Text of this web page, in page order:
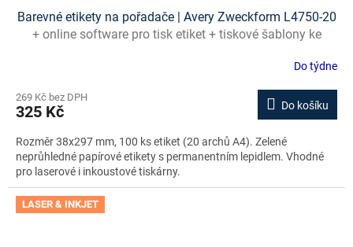
Barevné etikety na pořadače | Avery Zweckform L4750-20
+ online software pro tisk etiket + tiskové šablony ke
Do týdne
269 Kč bez DPH
325 Kč Do košíku
Rozměr 38x297 mm, 100 ks etiket (20 archů A4). Zelené
neprůhledné papírové etikety s permanentním lepidlem. Vhodné
pro laserové i inkoustové tiskárny.
LASER & INKJET